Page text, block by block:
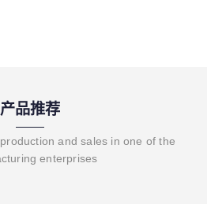
产品推荐
and sales in one of the
enterprises